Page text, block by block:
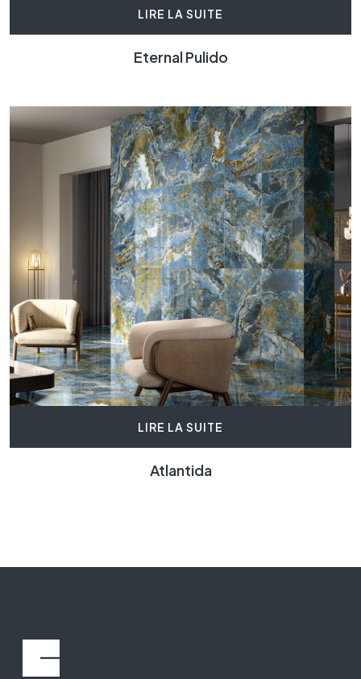
LIRE LA SUITE
Eternal Pulido
LIRE LA SUITE
Atlantida